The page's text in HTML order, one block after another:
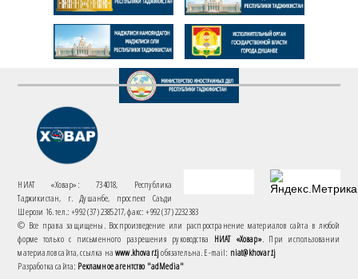
НИАТ «Ховар»: 734018, Республика
Таджикистан, г. Душанбе, проспект Саъди
Шерози 16. тел.: +992 (37) 2385217, факс: +992 (37) 2232383
© Все права защищены. Воспроизведение или распространение материалов сайта в любой
форме только с письменного разрешения руководства НИАТ «Ховар». При использовании
материалов сайта, ссылка наwww.khovar.tjобязательна. E-mail: niat@khovar.tj
Разработка сайта: Рекламное агентство "adMedia"